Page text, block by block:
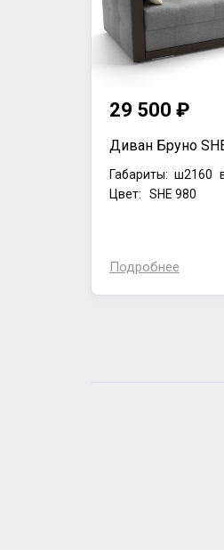
29 500 ₽
Диван Бруно
Габариты: ш2160
Цвет: SHE 980
Подробнее